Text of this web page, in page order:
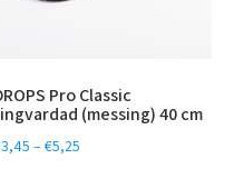
Pro Classic
(messing) 40 cm
3,45 – €5,25